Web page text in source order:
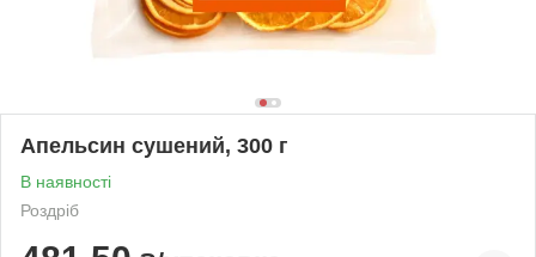
Апельсин сушений, 300 г
В наявності
Роздріб